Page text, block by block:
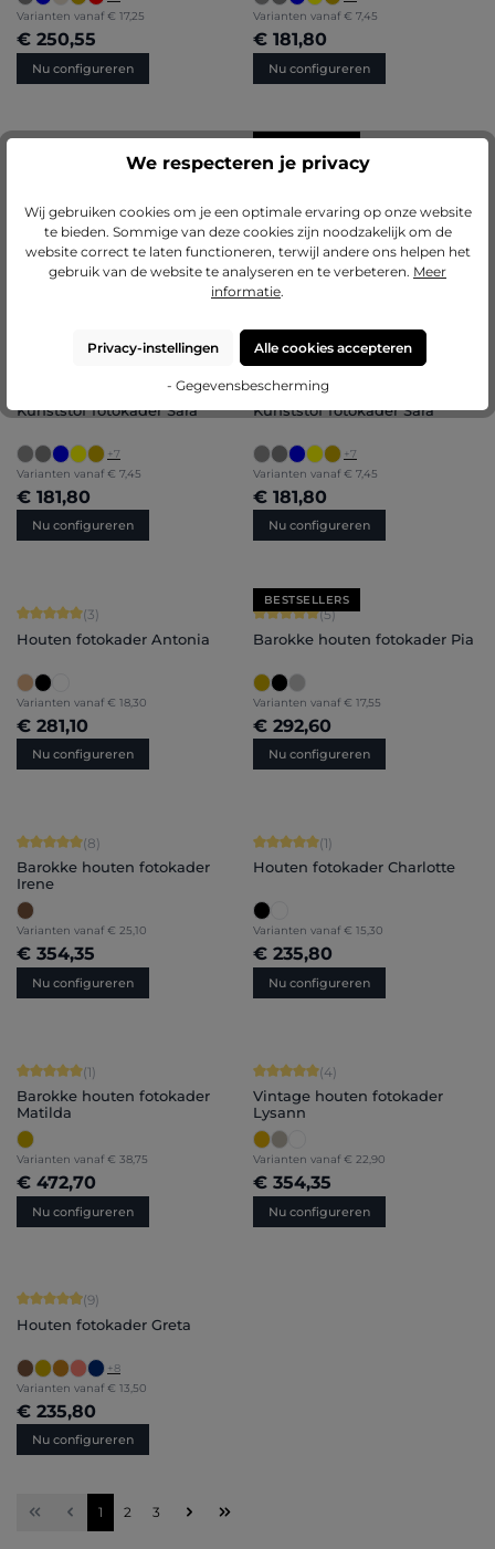
Varianten vanaf € 17,25
€ 250,55
Nu configureren
Varianten vanaf € 7,45
€ 181,80
Nu configureren
Gemiddelde score van 5 op 5 sterren
8
Varianten vanaf
€ 231,45
BESTSELLERS
Gemiddelde score van 4.71 op 5
(85)
7
Varianten vanaf € 7,45
€ 181,80
Nu configureren
Gemiddelde score van 4.71 op 5 sterren
Kunststof fotokader Sara
+7
Varianten vanaf € 7,45
€ 181,80
Nu configureren
Gemiddelde score van 4.71 op 5
(85)
Kunststof fotokader Sara
+7
Varianten vanaf € 7,45
€ 181,80
Nu configureren
Gemiddelde score van 5 op 5 sterren
(3)
Houten fotokader Antonia
Varianten vanaf € 18,30
€ 281,10
Nu configureren
BESTSELLERS
Gemiddelde score van 5 op 5 sterren
(5)
Barokke houten fotokader Pia
Varianten vanaf € 17,55
€ 292,60
Nu configureren
Gemiddelde score van 5 op 5 sterren
(8)
Barokke houten fotokader
Irene
Varianten vanaf € 25,10
€ 354,35
Nu configureren
Gemiddelde score van 5 op 5 sterren
(1)
Houten fotokader Charlotte
Varianten vanaf € 15,30
€ 235,80
Nu configureren
Gemiddelde score van 5 op 5 sterren
(1)
Barokke houten fotokader
Matilda
Varianten vanaf € 38,75
€ 472,70
Nu configureren
Gemiddelde score van 5 op 5 sterren
(4)
Vintage houten fotokader
Lysann
Varianten vanaf € 22,90
€ 354,35
Nu configureren
Gemiddelde score van 4.89 op 5 sterren
(9)
Houten fotokader Greta
+8
Varianten vanaf € 13,50
€ 235,80
Nu configureren
Pagina
1 Pagina
2 Pagina
3
We respecteren je privacy
Wij gebruiken cookies om je een optimale ervaring op onze website
te bieden. Sommige van deze cookies zijn noodzakelijk om de
website correct te laten functioneren, terwijl andere ons helpen het
gebruik van de website te analyseren en te verbeteren. Meer
informatie.
Privacy-instellingen Alle cookies accepteren
- Gegevensbescherming